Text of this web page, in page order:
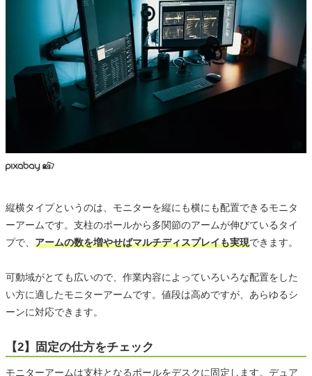
縦横タイプというのは、モニターを縦にも横にも配置できるモニタ
ーアームです。支柱のポールから多関節のアームが伸びているタイ
プで、 アームの数を増やせばマルチディスプレイも実現できます。
可動域がとても広いので、作業内容によっていろいろな配置をした
い方に適したモニターアームです。値段は高めですが、あらゆるシ
ーンに対応できます。
【2】固定の仕方をチェック
モニターアームは支柱となるポールをデスクに固定します。デュア